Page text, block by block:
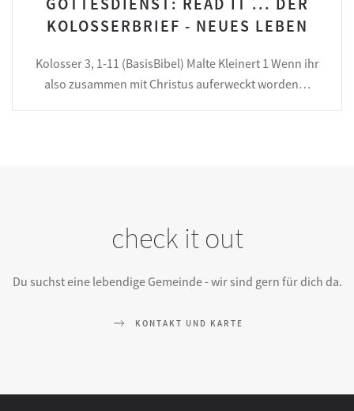
KOLOSSERBRIEF - NEUES LEBEN
Kolosser 3, 1-11 (BasisBibel) Malte Kleinert 1 Wenn ihr
also zusammen mit Christus auferweckt worden…
check it out
Du suchst eine lebendige Gemeinde - wir sind gern für dich da.
KONTAKT UND KARTE